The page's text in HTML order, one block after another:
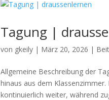
Tagung |
von gkeily | März 20, 2026 |
Allgemeine Beschreibung der
hinaus aus dem
kontinuierlich weiter, während